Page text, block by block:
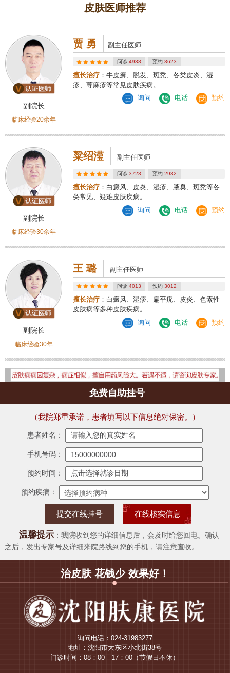
皮肤医师推荐
副院长
临床经验20余年
贾 勇 副主任医师
问诊4938 预约 3623
擅长治疗 ：牛皮癣、脱发、斑秃、各类皮炎、湿
疹、荨麻疹等常见皮肤疾病。
询问
电话 预约
副院长
临床经验30余年
粱绍滢 副主任医师
问诊3723 预约 2932
擅长治疗 ：白癜风、皮炎、湿疹、腋臭、斑秃等各
类常见、疑难皮肤疾病。
询问
电话 预约
副院长
临床经验30年
王 璐 副主任医师
问诊4013 预约 3012
擅长治疗 ：白癜风、湿疹、扁平疣、皮炎、色素性
皮肤病等多种皮肤疾病。
询问
电话 预约
免费自助挂号
（我院郑重承诺，患者填写以下信息绝对保密。）
患者姓名：
手机号码：
预约时间：
预约疾病：
在线核实信息
温馨提示：我院收到您的详细信息后，会及时给您回电。确认
之后，发出专家号及详细来院路线到您的手机，请注意查收。
治皮肤 花钱少 效果好！
询问电话：024-31983277
地址：沈阳市大东区小北街38号
门诊时间：08：00—17：00（节假日不休）